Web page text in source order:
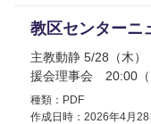
教区センターニ
主教動静 5/28（木）
援会理事会 20:00（
PDF
2026年4月28